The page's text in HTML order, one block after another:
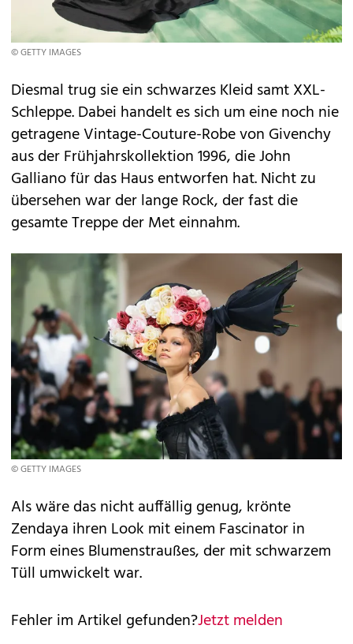
© GETTY IMAGES
Diesmal trug sie ein schwarzes Kleid samt XXL-
Schleppe. Dabei handelt es sich um eine noch nie
getragene Vintage-Couture-Robe von Givenchy
aus der Frühjahrskollektion 1996, die John
Galliano für das Haus entworfen hat. Nicht zu
übersehen war der lange Rock, der fast die
gesamte Treppe der Met einnahm.
© GETTY IMAGES
Als wäre das nicht auffällig genug, krönte
Zendaya ihren Look mit einem Fascinator in
Form eines Blumenstraußes, der mit schwarzem
Tüll umwickelt war.
Fehler im Artikel gefunden?Jetzt melden